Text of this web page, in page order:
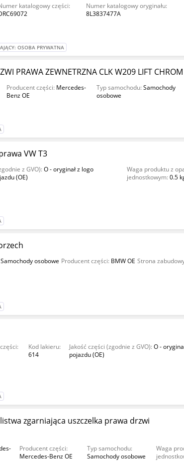
katalogowy części:
Numer katalogowy oryginału:
8L3837477A
OSOBA PRYWATNA
PRAWA ZEWNETRZNA CLK W209 LIFT CHROM
Producent części: Mercedes-
Benz OE
Typ samochodu:Samochody
osobowe
VW T3
z GVO):O - oryginał z logo
(OE)
Waga produktu z
jednostkowym:0.5
Samochody osobowe Producent części: BMW OE Strona
Kod lakieru:
614
Jakość części (zgodnie z GVO):O -
pojazdu (OE)
zgarniająca uszczelka prawa drzwi
Producent części:
Mercedes-Benz OE
Typ samochodu:
Samochody osobowe
Waga